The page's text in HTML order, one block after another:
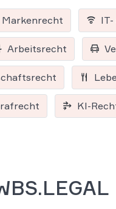
Markenrecht
Arbeitsrecht
KI-